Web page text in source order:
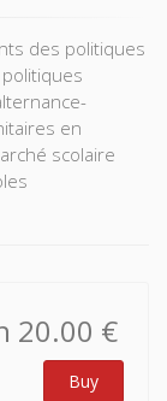
des politiques
en
scolaire
20.00 €
Buy